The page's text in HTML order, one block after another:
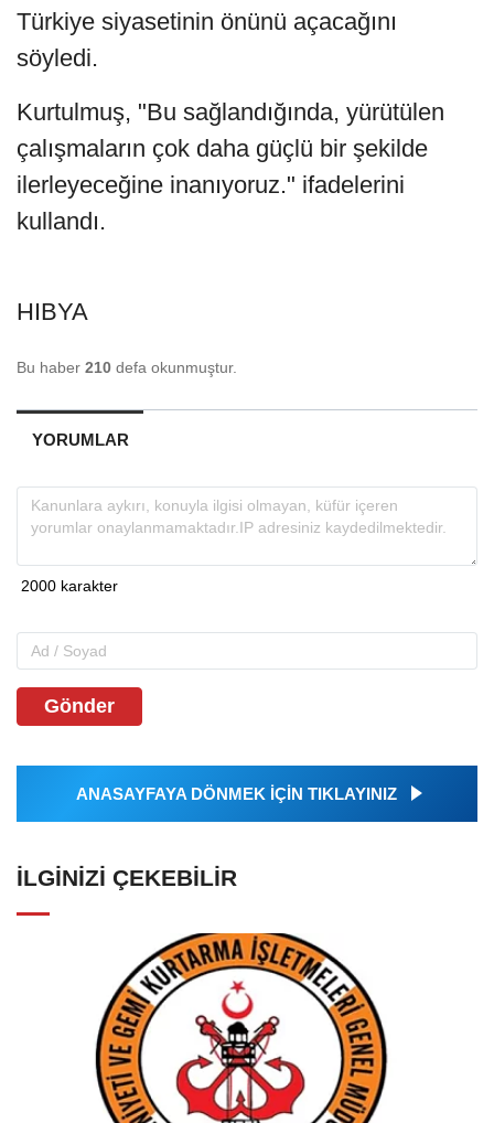
Türkiye siyasetinin önünü açacağını
söyledi.
Kurtulmuş, "Bu sağlandığında, yürütülen
çalışmaların çok daha güçlü bir şekilde
ilerleyeceğine inanıyoruz." ifadelerini
kullandı.
HIBYA
Bu haber 210 defa okunmuştur.
YORUMLAR
Gönder
ANASAYFAYA DÖNMEK İÇİN TIKLAYINIZ
İLGINIZI ÇEKEBILIR